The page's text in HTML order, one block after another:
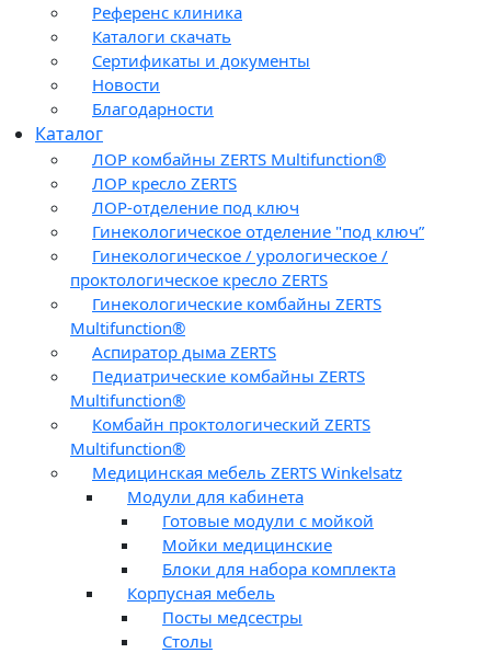
Референс клиника
Каталоги скачать
Сертификаты и документы
Новости
Благодарности
Каталог
ЛОР комбайны ZERTS Multifunction®
ЛОР кресло ZERTS
ЛОР-отделение под ключ
Гинекологическое отделение "под ключ”
Гинекологическое / урологическое /
проктологическое кресло ZERTS
Гинекологические комбайны ZERTS
Multifunction®
Аспиратор дыма ZERTS
Педиатрические комбайны ZERTS
Multifunction®
Комбайн проктологический ZERTS
Multifunction®
Медицинская мебель ZERTS Winkelsatz
Модули для кабинета
Готовые модули с мойкой
Мойки медицинские
Блоки для набора комплекта
Корпусная мебель
Посты медсестры
Столы